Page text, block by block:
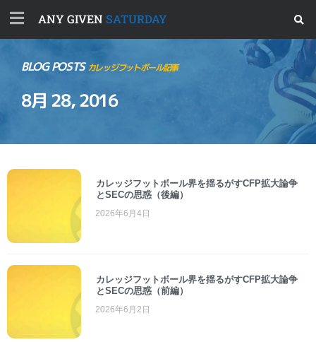
ANY GIVEN SATURDAY
BLOG POSTSカレッジフットボール記事
8月 28, 2016
カレッジフットボール界を揺るがすCFP拡大論争
とSECの思惑（後編）
2026年6月4日
カレッジフットボール界を揺るがすCFP拡大論争
とSECの思惑（前編）
2026年6月2日